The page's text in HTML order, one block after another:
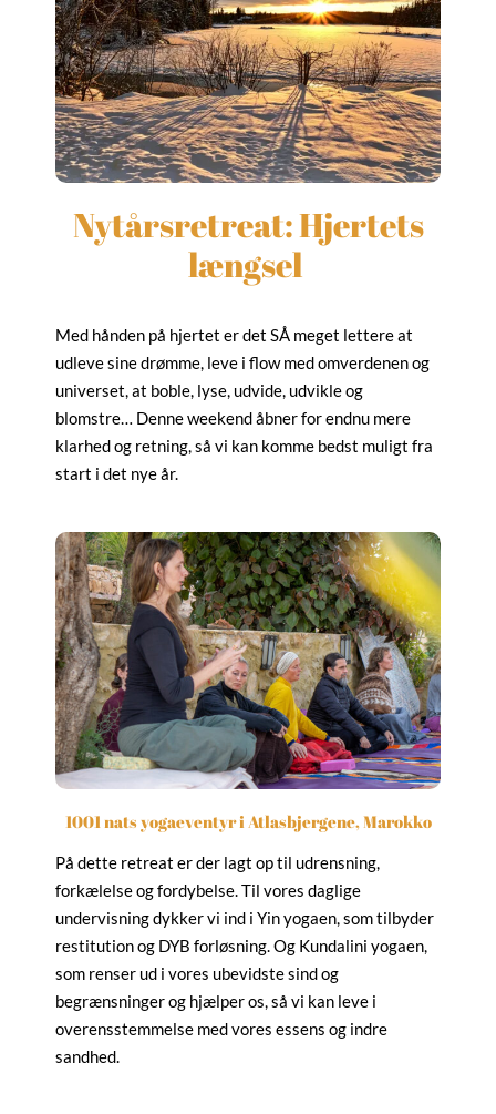
Nytårsretreat: Hjertets
længsel
Med hånden på hjertet er det SÅ meget lettere at
udleve sine drømme, leve i flow med omverdenen og
universet, at boble, lyse, udvide, udvikle og
blomstre… Denne weekend åbner for endnu mere
klarhed og retning, så vi kan komme bedst muligt fra
start i det nye år.
1001 nats yogaeventyr i Atlasbjergene, Marokko
På dette retreat er der lagt op til udrensning,
forkælelse og fordybelse. Til vores daglige
undervisning dykker vi ind i Yin yogaen, som tilbyder
restitution og DYB forløsning. Og Kundalini yogaen,
som renser ud i vores ubevidste sind og
begrænsninger og hjælper os, så vi kan leve i
overensstemmelse med vores essens og indre
sandhed.